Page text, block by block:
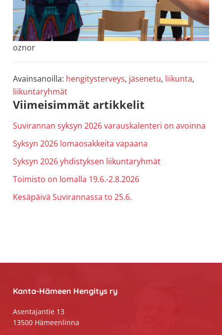
oznor
Avainsanoilla: hengitysterveys, jäsenetu, liikunta,
liikuntaryhmät
Ensisijainen
sivupalkki
Viimeisimmät artikkelit
Suvirannan syksyn 2026 varauskalenteri on avoinna
Syksyn 2026 lomaosakkeita vapaana
Syksyn 2026 yhdistyksen liikuntaryhmät
Toimisto on lomalla 19.6.-2.8.2026
Kesäpäivä Suvirannassa to 25.6.
Kanta-Hämeen Hengitys ry
Asentajantie 13
13500 Hämeenlinna